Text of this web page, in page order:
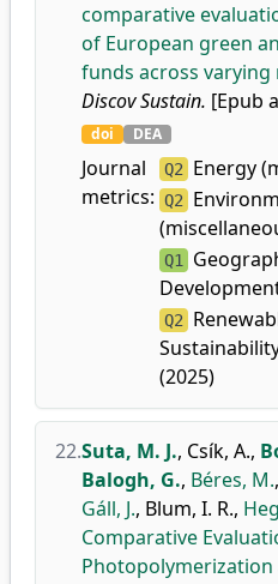
comparative
of European green
funds across
Discov Sustain. [Epub
doi DEA
Journal
metrics:
Q2 Energy
Q2
Q1
Q2
(2025)
22.Suta, M. J., Csík, A.,
Balogh, G., Béres, M.,
Gáll, J., Blum, I. R.,
Comparative
Photopolymerization